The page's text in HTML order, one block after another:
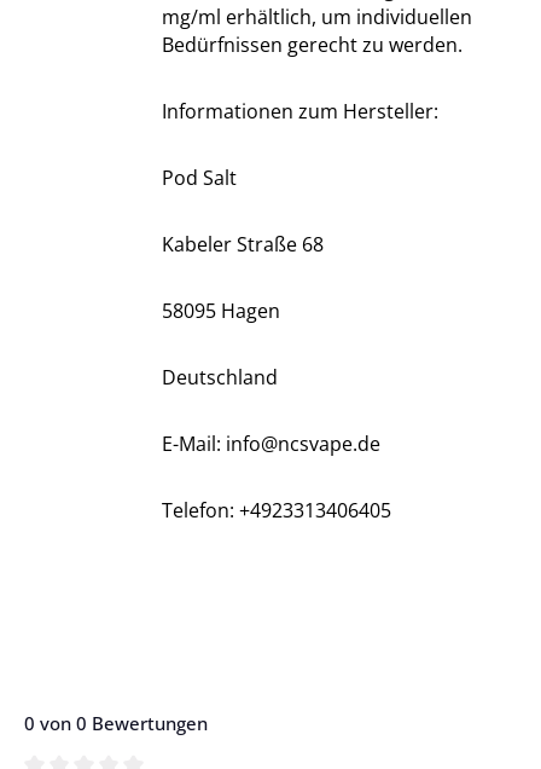
mg/ml erhältlich, um individuellen
Bedürfnissen gerecht zu werden.
Informationen zum Hersteller:
Pod Salt
Kabeler Straße 68
58095 Hagen
Deutschland
E-Mail: info@ncsvape.de
Telefon: +4923313406405
0 von 0 Bewertungen